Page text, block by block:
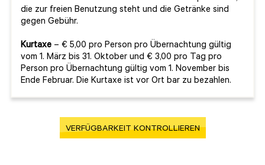
die zur freien Benutzung steht und die Getränke sind
gegen Gebühr.
Kurtaxe – € 5,00 pro Person pro Übernachtung gültig
vom 1. März bis 31. Oktober und € 3,00 pro Tag pro
Person pro Übernachtung gültig vom 1. November bis
Ende Februar. Die Kurtaxe ist vor Ort bar zu bezahlen.
VERFÜGBARKEIT KONTROLLIEREN